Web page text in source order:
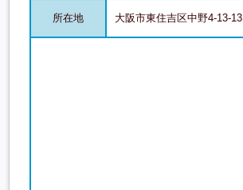
所在地 大阪市東住吉区中野4-13-13